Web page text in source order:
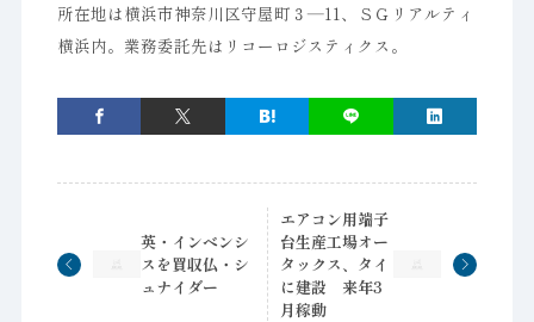
所在地は横浜市神奈川区守屋町３―11、ＳＧリアルティ
横浜内。業務委託先はリコーロジスティクス。
英・インベンシ
スを買収仏・シ
ュナイダー
エアコン用端子
台生産工場オー
タックス、タイ
に建設 来年3
月稼動